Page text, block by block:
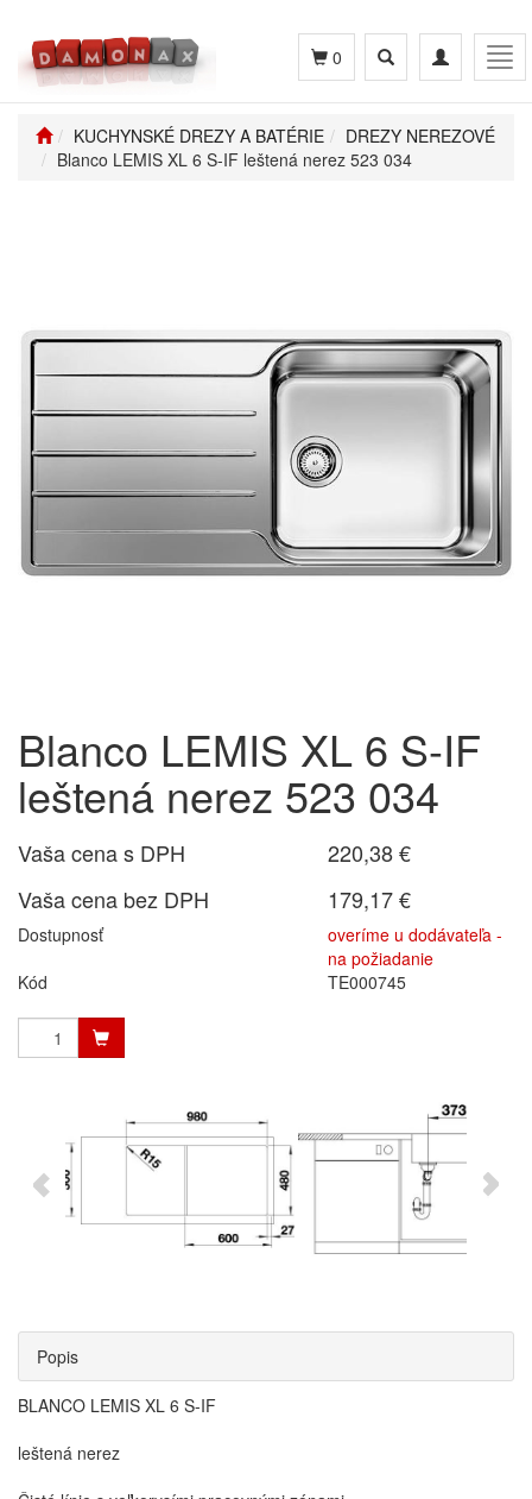
Toggle
navigation
Toggle
search
0
KUCHYNSKÉ DREZY A BATÉRIE
DREZY NEREZOVÉ
Blanco LEMIS XL 6 S-IF leštená nerez 523 034
Blanco LEMIS XL 6 S-IF
leštená nerez 523 034
Vaša cena s DPH
220,38 €
Vaša cena bez DPH
179,17 €
Dostupnosť
overíme u dodávateľa -
na požiadanie
Kód
TE000745
Popis
BLANCO LEMIS XL 6 S-IF
leštená nerez